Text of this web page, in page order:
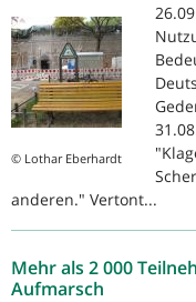
© Lothar Eberhardt
anderen." Vertont...
Mehr als 2 000
Aufmarsch